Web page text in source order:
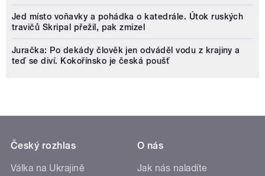
Jed místo voňavky a pohádka o katedrále. Útok ruských
travičů Skripal přežil, pak zmizel
Juračka: Po dekády člověk jen odváděl vodu z krajiny a
teď se diví. Kokořínsko je česká poušť
Český rozhlas
Válka na Ukrajině
O nás
Jak nás naladíte